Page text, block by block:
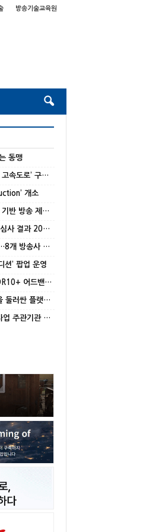
방송기술교육원
동맹
국가 AI 컴퓨팅센터, 해남서 첫 삽…‘AI 고속도로’ 구축 본격화
개소
[종합] KBS, ‘AI Production’ 개소…AI 기반 방송 제작 본격화
방미통위, 방송대상 국민심사단 모집…심사 결과 20% 반영
방미통위, 지역방송 AI 제작 실증 지원…8개 방송사 선정
션’ 팝업 운영
삼성전자, 아마존 프라임 비디오에 ‘HDR10+ 어드밴스드’ 적용
[기고] 월드컵이 남긴 것: 스포츠 팬덤을 둘러싼 플랫폼 경쟁의 재편
NC AI, 494억 규모 에이전틱 AI 국책사업 주관기관 선정